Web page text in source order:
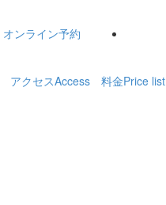
オンライン予約
アクセスAccess 料金Price list